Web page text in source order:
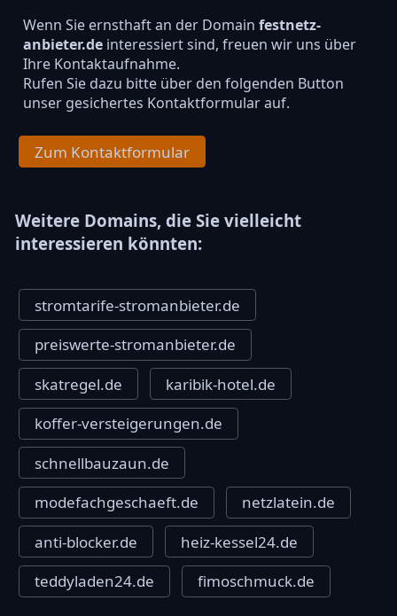
Wenn Sie ernsthaft an der Domain festnetz-
anbieter.deinteressiert sind, freuen wir uns über
Ihre Kontaktaufnahme.
Rufen Sie dazu bitte über den folgenden Button
unser gesichertes Kontaktformular auf.
Zum Kontaktformular
Weitere Domains, die Sie vielleicht
interessieren könnten:
stromtarife-stromanbieter.de
preiswerte-stromanbieter.de
skatregel.de
karibik-hotel.de
koffer-versteigerungen.de
schnellbauzaun.de
modefachgeschaeft.de
netzlatein.de
anti-blocker.de
heiz-kessel24.de
teddyladen24.de
fimoschmuck.de